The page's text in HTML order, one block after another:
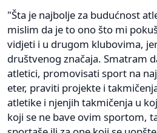
"Šta je najbolje za budućnost
mislim da je to ono što mi
vidjeti i u drugom klubovima,
društvenog značaja. Smatram
atletici, promovisati sport na
eter, praviti projekte i
atletike i njenjih takmičenja u
koji se ne bave ovim sportom,